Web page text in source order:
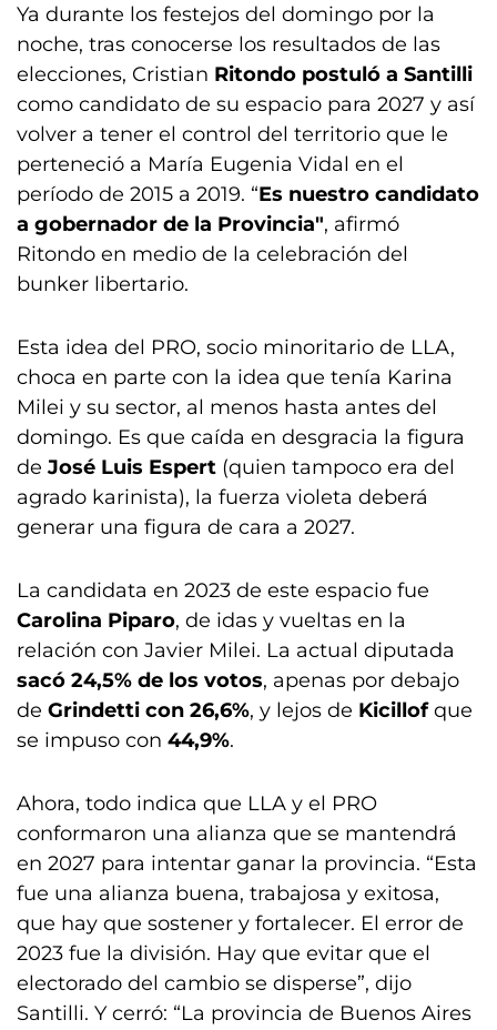
Ya durante los festejos del domingo por la
noche, tras conocerse los resultados de las
elecciones, Cristian Ritondo postuló a Santilli
como candidato de su espacio para 2027 y así
volver a tener el control del territorio que le
perteneció a María Eugenia Vidal en el
período de 2015 a 2019. “Es nuestro candidato
a gobernador de la Provincia", afirmó
Ritondo en medio de la celebración del
bunker libertario.
Esta idea del PRO, socio minoritario de LLA,
choca en parte con la idea que tenía Karina
Milei y su sector, al menos hasta antes del
domingo. Es que caída en desgracia la figura
de José Luis Espert (quien tampoco era del
agrado karinista), la fuerza violeta deberá
generar una figura de cara a 2027.
La candidata en 2023 de este espacio fue
Carolina Piparo, de idas y vueltas en la
relación con Javier Milei. La actual diputada
sacó 24,5% de los votos, apenas por debajo
de Grindetti con 26,6%, y lejos de Kicillofque
se impuso con 44,9%.
Ahora, todo indica que LLA y el PRO
conformaron una alianza que se mantendrá
en 2027 para intentar ganar la provincia. “Esta
fue una alianza buena, trabajosa y exitosa,
que hay que sostener y fortalecer. El error de
2023 fue la división. Hay que evitar que el
electorado del cambio se disperse”, dijo
Santilli. Y cerró: “La provincia de Buenos Aires